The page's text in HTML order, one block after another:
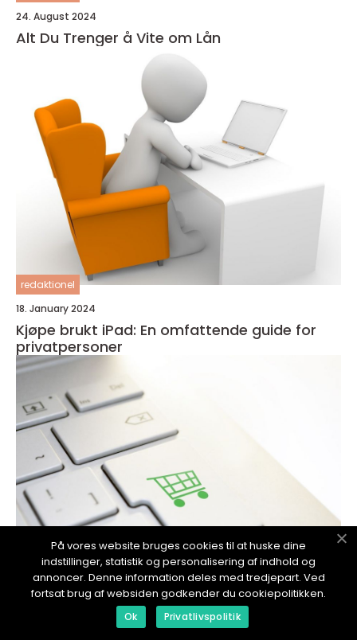
24. August 2024
Alt Du Trenger å Vite om Lån
redaktionel
18. January 2024
Kjøpe brukt iPad: En omfattende guide for
privatpersoner
redaktionel
På vores website bruges cookies til at huske dine
indstillinger, statistik og personalisering af indhold og
annoncer. Denne information deles med tredjepart. Ved
fortsat brug af websiden godkender du cookiepolitikken.
Ok Privatlivspolitik